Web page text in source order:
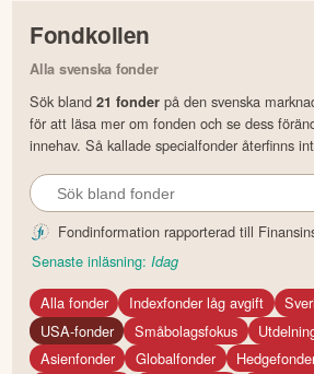
Fondkollen
Alla svenska fonder
Sök bland21 fonder på den svenska
för att läsa mer om fonden och se dess
innehav. Så kallade specialfonder återfinns
Fondinformation rapporterad till
Senaste inläsning: Idag
Alla fonder Indexfonder låg avgift
USA-fonder
Småbolagsfokus
Asienfonder
Globalfonder